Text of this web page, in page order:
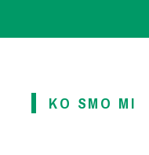
KO SMO MI